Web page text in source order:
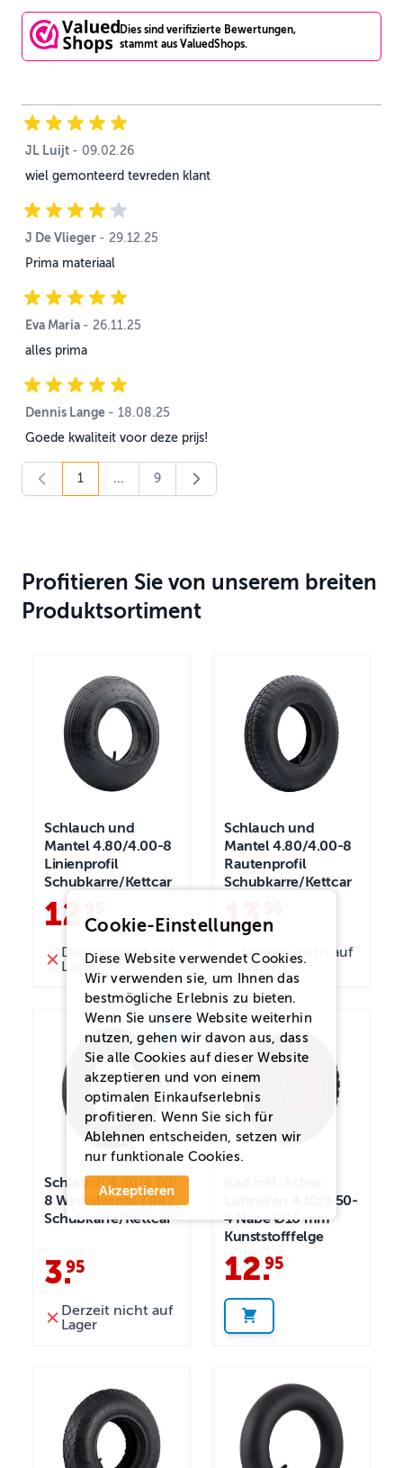
Dies sind verifizierte Bewertungen,
stammt aus ValuedShops.
JL Luijt - 9. Februar 2026
09.02.26
wiel gemonteerd tevreden klant
J De Vlieger - 29. Dezember 2025
29.12.25
Prima materiaal
Eva Maria - 26. November 2025
26.11.25
alles prima
Dennis Lange - 18. August 2025
18.08.25
Goede kwaliteit voor deze prijs!
You're currently reading page
1 ...
Page
9
Profitieren Sie von unserem breiten
Produktsortiment
Schlauch und
Mantel 4.80/4.00-8
Linienprofil
Schubkarre/Kettcar
12 .
Derzeit nicht auf
Lager
Schlauch und
Mantel 4.80/4.00-8
Rautenprofil
Schubkarre/Kettcar
13.
Derzeit nicht auf
Lager
Schlauch 4.80/4.00-
8 Winkelventil TR87
Schubkarre/Kettcar
3.
95
Derzeit nicht auf
Lager
Luftreifen 4.10/3.50-
4 Nabe Ø16 mm
Kunststofffelge
12.
95
Cookie-Einstellungen
Diese Website verwendet Cookies.
Wir verwenden sie, um Ihnen das
bestmögliche Erlebnis zu bieten.
Wenn Sie unsere Website weiterhin
nutzen, gehen wir davon aus, dass
Sie alle Cookies auf dieser Website
akzeptieren und von einem
optimalen Einkaufserlebnis
profitieren. Wenn Sie sich für
Ablehnen entscheiden, setzen wir
nur funktionale Cookies.
Akzeptieren